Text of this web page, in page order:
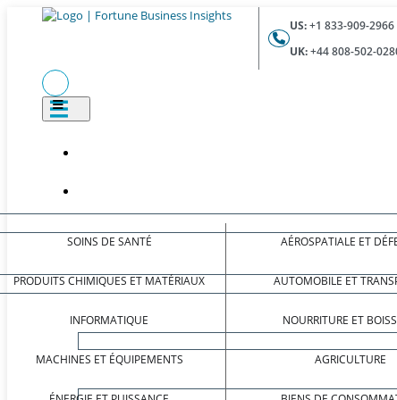
US:+1 833-909-
UK:+44 808-502-
SOINS DE SANTÉ
PRODUITS CHIMIQUES ET MATÉRIAUX
INFORMATIQUE
MACHINES ET ÉQUIPEMENTS
AÉROSPATIALE ET
AUTOMOBILE ET
NOURRITURE ET
AGRICULTURE